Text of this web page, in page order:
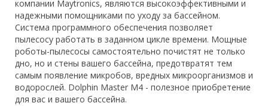
компании Maytronics, являются высокоэффективными и
надежными помощниками по уходу за бассейном.
Система программного обеспечения позволяет
пылесосу работать в заданном цикле времени. Мощные
роботы-пылесосы самостоятельно почистят не только
дно, но и стены вашего бассейна, предотвратят тем
самым появление микробов, вредных микроорганизмов и
водорослей. Dolphin Master М4 - полезное приобретение
для вас и вашего бассейна.